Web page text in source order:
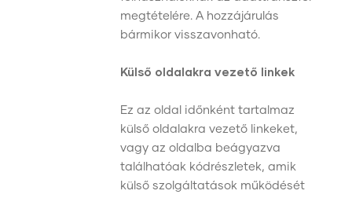
megtételére. A hozzájárulás
bármikor visszavonható.
Külső oldalakra vezető linkek
Ez az oldal időnként tartalmaz
külső oldalakra vezető linkeket,
vagy az oldalba beágyazva
találhatóak kódrészletek, amik
külső szolgáltatások működését